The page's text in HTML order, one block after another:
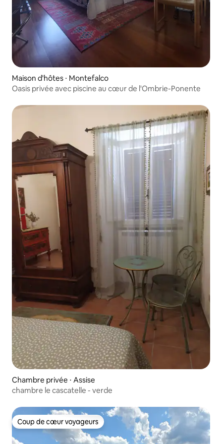
Maison d'hôtes ⋅ Montefalco
Oasis privée avec piscine au cœur de l'Ombrie-Ponente
Chambre privée ⋅ Assise
chambre le cascatelle - verde
Coup de cœur voyageurs
Coup de cœur voyageurs